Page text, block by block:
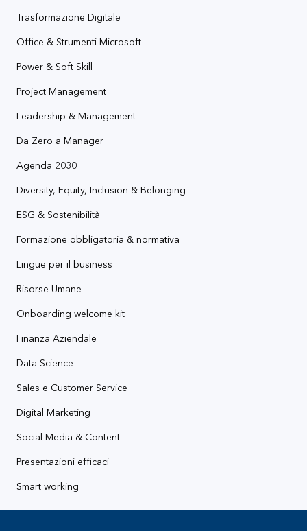
Trasformazione Digitale
Office & Strumenti Microsoft
Power & Soft Skill
Project Management
Leadership & Management
Da Zero a Manager
Agenda 2030
Diversity, Equity, Inclusion & Belonging
ESG & Sostenibilità
Formazione obbligatoria & normativa
Lingue per il business
Risorse Umane
Onboarding welcome kit
Finanza Aziendale
Data Science
Sales e Customer Service
Digital Marketing
Social Media & Content
Presentazioni efficaci
Smart working